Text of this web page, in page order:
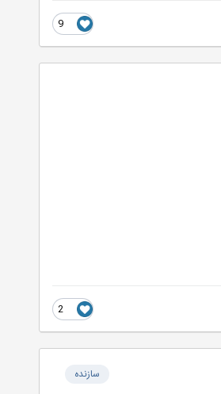
9
2
سازنده